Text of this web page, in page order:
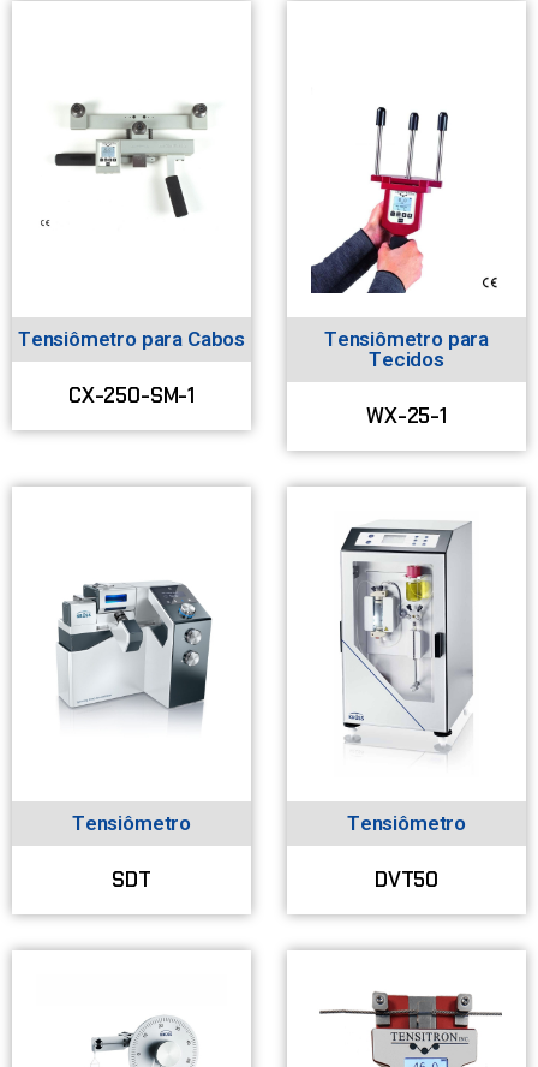
Tensiômetro para Cabos
CX-250-SM-1
Tensiômetro para
Tecidos
WX-25-1
Tensiômetro
SDT
Tensiômetro
DVT50